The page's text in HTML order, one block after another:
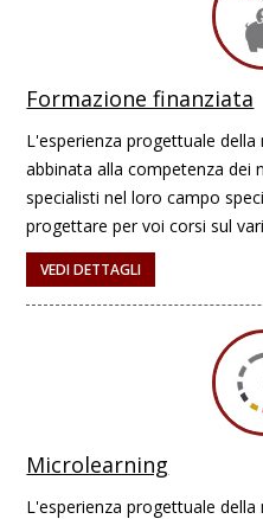
Formazione finanziata
L'esperienza progettuale
abbinata alla competenza dei
specialisti nel loro campo
progettare per voi corsi sul
VEDI DETTAGLI
Microlearning
L'esperienza progettuale